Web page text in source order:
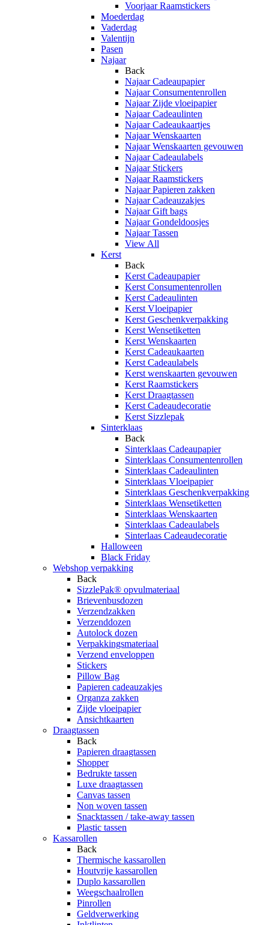
Voorjaar Raamstickers
Moederdag
Vaderdag
Valentijn
Pasen
Najaar
Back
Najaar Cadeaupapier
Najaar Consumentenrollen
Najaar Zijde vloeipapier
Najaar Cadeaulinten
Najaar Cadeaukaartjes
Najaar Wenskaarten
Najaar Wenskaarten gevouwen
Najaar Cadeaulabels
Najaar Stickers
Najaar Raamstickers
Najaar Papieren zakken
Najaar Cadeauzakjes
Najaar Gift bags
Najaar Gondeldoosjes
Najaar Tassen
View All
Kerst
Back
Kerst Cadeaupapier
Kerst Consumentenrollen
Kerst Cadeaulinten
Kerst Vloeipapier
Kerst Geschenkverpakking
Kerst Wensetiketten
Kerst Wenskaarten
Kerst Cadeaukaarten
Kerst Cadeaulabels
Kerst wenskaarten gevouwen
Kerst Raamstickers
Kerst Draagtassen
Kerst Cadeaudecoratie
Kerst Sizzlepak
Sinterklaas
Back
Sinterklaas Cadeaupapier
Sinterklaas Consumentenrollen
Sinterklaas Cadeaulinten
Sinterklaas Vloeipapier
Sinterklaas Geschenkverpakking
Sinterklaas Wensetiketten
Sinterklaas Wenskaarten
Sinterklaas Cadeaulabels
Sinterlaas Cadeaudecoratie
Halloween
Black Friday
Webshop verpakking
Back
SizzlePak® opvulmateriaal
Brievenbusdozen
Verzendzakken
Verzenddozen
Autolock dozen
Verpakkingsmateriaal
Verzend enveloppen
Stickers
Pillow Bag
Papieren cadeauzakjes
Organza zakken
Zijde vloeipapier
Ansichtkaarten
Draagtassen
Back
Papieren draagtassen
Shopper
Bedrukte tassen
Luxe draagtassen
Canvas tassen
Non woven tassen
Snacktassen / take-away tassen
Plastic tassen
Kassarollen
Back
Thermische kassarollen
Houtvrije kassarollen
Duplo kassarollen
Weegschaalrollen
Pinrollen
Geldverwerking